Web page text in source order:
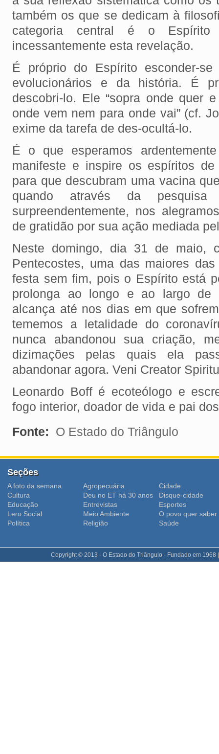
também os que se dedicam à
categoria central é o Espírito
incessantemente esta revelação.
É próprio do Espírito esconder-
evolucionários e da história. É
descobri-lo. Ele “sopra onde quer
onde vem nem para onde vai” (cf.
exime da tarefa de des-ocultá-lo.
É o que esperamos
manifeste e inspire os espíritos de
para que descubram uma vacina
quando através da
surpreendentemente, nos
de gratidão por sua ação mediada
Neste domingo, dia 31 de maio,
Pentecostes, uma das maiores
festa sem fim, pois o Espírito está
prolonga ao longo e ao largo
alcança até nos dias em que
tememos a letalidade do
nunca abandonou sua criação,
dizimações pelas quais ela
abandonar agora. Veni Creator
Leonardo Boff é ecoteólogo e
fogo interior, doador de vida e pai
Fonte:
O Estado do Triângulo
Seções
A foto da semana Agropecuária
Cidade
Cultura
Deu no ET há 30 anos
Disque-cidade
Educação
Entrevistas
Esportes
Lero Social
Meio Ambiente
O povo quer saber
Polí­tica
Religião Saúde
Copyright © 2013 - O Estado do Triângulo - Fundado em